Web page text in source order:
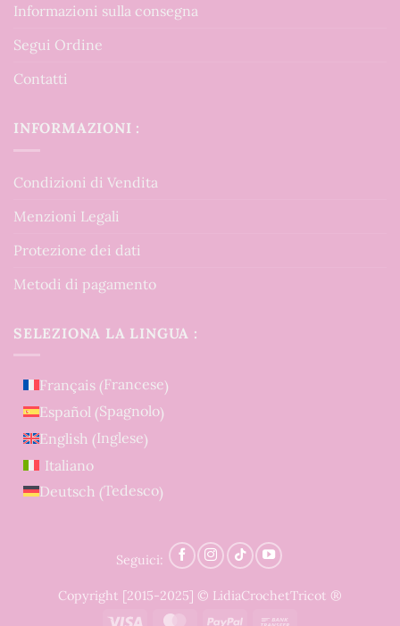
Informazioni sulla consegna
Segui Ordine
Contatti
INFORMAZIONI :
Condizioni di Vendita
Menzioni Legali
Protezione dei dati
Metodi di pagamento
SELEZIONA LA LINGUA :
Français (Francese)
Español (Spagnolo)
English (Inglese)
Italiano
Deutsch (Tedesco)
Seguici:
Copyright [2015-2025] © LidiaCrochetTricot ®
Visa
MasterCardPayPal